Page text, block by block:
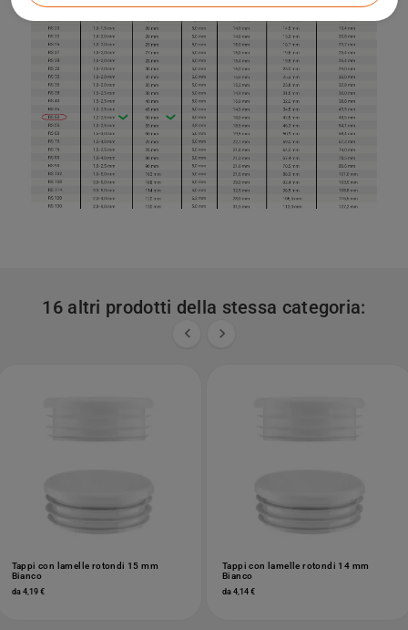
16 altri prodotti della stessa categoria:
 
Tappi con lamelle rotondi 15 mm
Bianco
da 4,19 €
Tappi con lamelle rotondi 14 mm
Bianco
da 4,14 €